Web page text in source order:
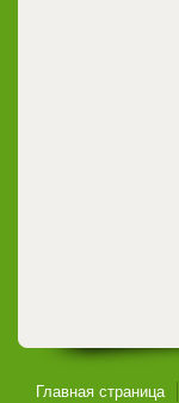
Главная страница